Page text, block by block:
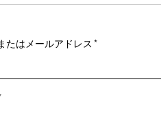
たはメールアドレス*必
必